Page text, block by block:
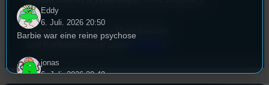
Überblick über unsere Mailadressen
Eddy
6. Juli. 2026 20:50
Barbie war eine reine psychose
jonas
6. Juli. 2026 20:49